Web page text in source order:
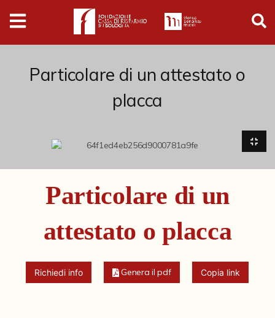
Digital
Humanities
Donazioni
Collezioni
Cataloghi storici
Fondi archivistici e raccolte documentarie
Particolare di un attestato o
placca
Particolare di un
attestato o placca
Richiedi info Genera il pdf Copia link